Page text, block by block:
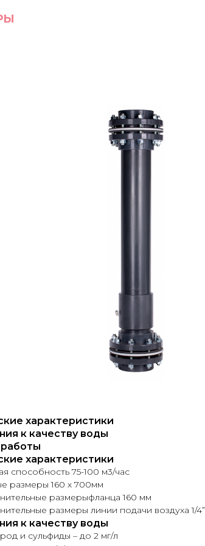
характеристики
к качеству воды
характеристики
способность 75-100 м3/час
размеры 160 х 700мм
размерыфланца 160 мм
размеры линии подачи воздуха 1/4”
к качеству воды
и сульфиды – до 2 мг/л